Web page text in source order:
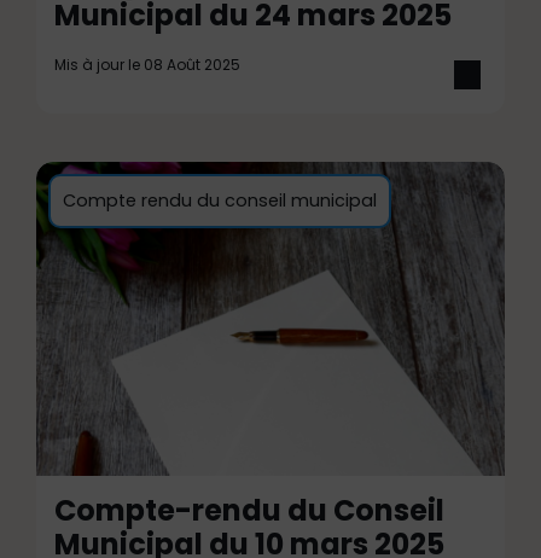
Municipal du 24 mars 2025
Mis à jour le 08 Août 2025
Compte rendu du conseil municipal
Compte-rendu du Conseil
Municipal du 10 mars 2025